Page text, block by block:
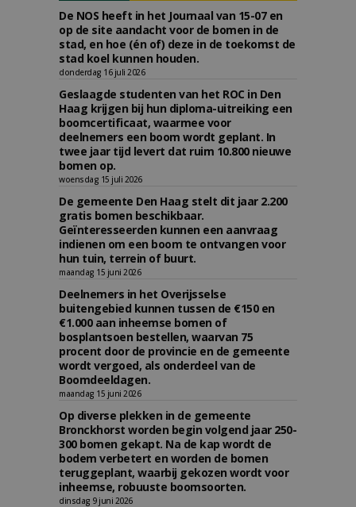
De NOS heeft in het Journaal van 15-07 en
op de site aandacht voor de bomen in de
stad, en hoe (én of) deze in de toekomst de
stad koel kunnen houden.
donderdag 16 juli 2026
Geslaagde studenten van het ROC in Den
Haag krijgen bij hun diploma-uitreiking een
boomcertificaat, waarmee voor
deelnemers een boom wordt geplant. In
twee jaar tijd levert dat ruim 10.800 nieuwe
bomen op.
woensdag 15 juli 2026
De gemeente Den Haag stelt dit jaar 2.200
gratis bomen beschikbaar.
Geïnteresseerden kunnen een aanvraag
indienen om een boom te ontvangen voor
hun tuin, terrein of buurt.
maandag 15 juni 2026
Deelnemers in het Overijsselse
buitengebied kunnen tussen de €150 en
€1.000 aan inheemse bomen of
bosplantsoen bestellen, waarvan 75
procent door de provincie en de gemeente
wordt vergoed, als onderdeel van de
Boomdeeldagen.
maandag 15 juni 2026
Op diverse plekken in de gemeente
Bronckhorst worden begin volgend jaar 250-
300 bomen gekapt. Na de kap wordt de
bodem verbetert en worden de bomen
teruggeplant, waarbij gekozen wordt voor
inheemse, robuuste boomsoorten.
dinsdag 9 juni 2026